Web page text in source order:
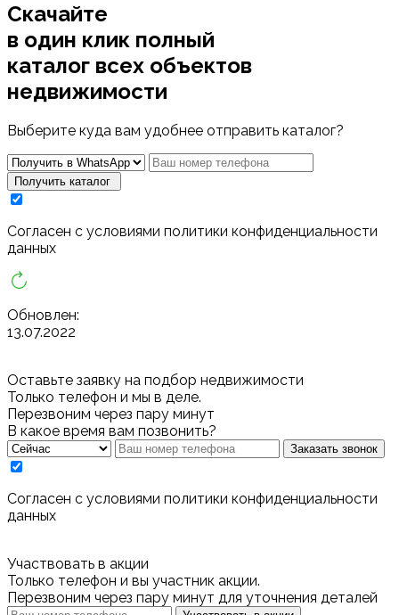
Скачайте
в один клик полный
каталог всех объектов
недвижимости
Выберите куда вам удобнее отправить каталог?
Получить каталог
Cогласен с условиями политики конфиденциальности
данных
Обновлен:
13.07.2022
Оставьте заявку на подбор недвижимости
Только телефон и мы в деле.
Перезвоним через пару минут
В какое время вам позвонить?
Заказать звонок
Cогласен с условиями политики конфиденциальности
данных
Участвовать в акции
Только телефон и вы участник акции.
Перезвоним через пару минут для уточнения деталей